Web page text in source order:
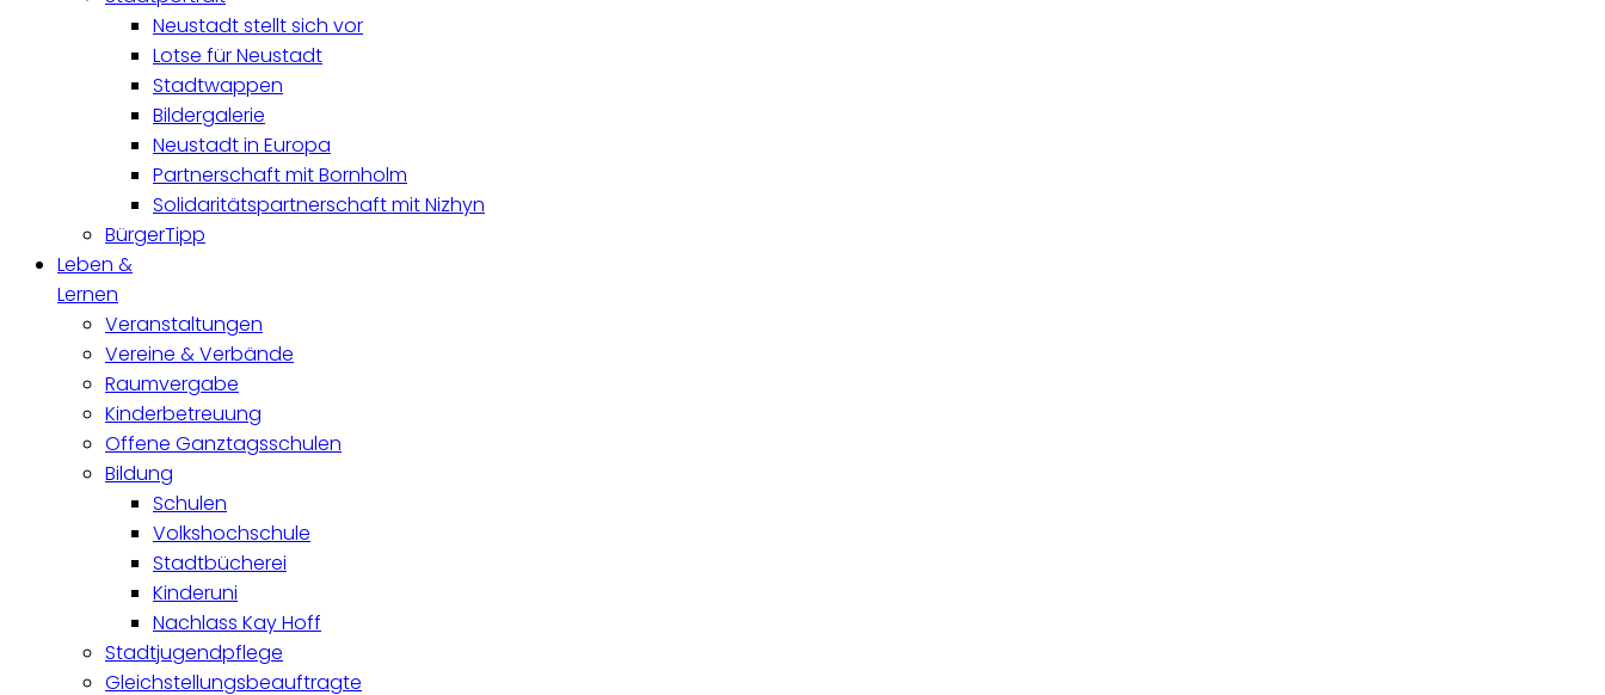
Neustadt stellt sich vor
Lotse für Neustadt
Stadtwappen
Bildergalerie
Neustadt in Europa
Partnerschaft mit Bornholm
Solidaritätspartnerschaft mit Nizhyn
BürgerTipp
Leben &
Lernen
Veranstaltungen
Vereine & Verbände
Raumvergabe
Kinderbetreuung
Offene Ganztagsschulen
Bildung
Schulen
Volkshochschule
Stadtbücherei
Kinderuni
Nachlass Kay Hoff
Stadtjugendpflege
Gleichstellungsbeauftragte